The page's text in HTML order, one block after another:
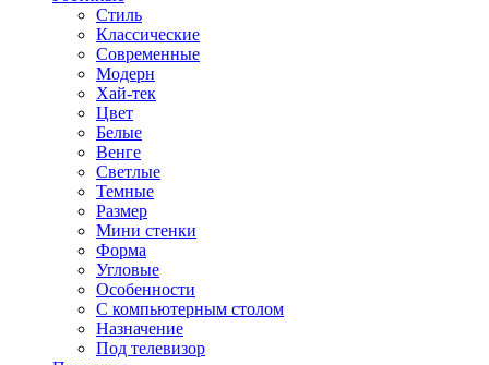
Стиль
Классические
Современные
Модерн
Хай-тек
Цвет
Белые
Венге
Светлые
Темные
Размер
Мини стенки
Форма
Угловые
Особенности
С компьютерным столом
Назначение
Под телевизор